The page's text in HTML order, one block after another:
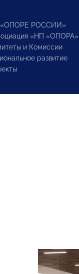
РОССИИ»
«НП «ОПОРА»
и Комиссии
развитие